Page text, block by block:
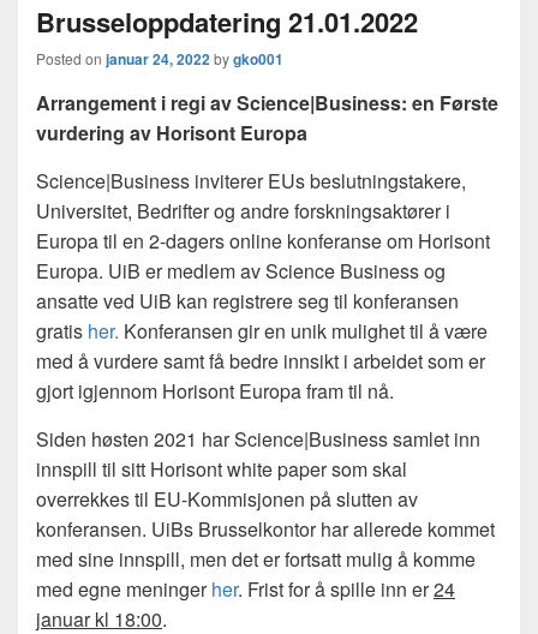
Brusseloppdatering 21.01.2022
Posted on januar 24, 2022bygko001
Arrangement i regi av Science|Business: en Første
vurdering av Horisont Europa
Science|Business inviterer EUs beslutningstakere,
Universitet, Bedrifter og andre forskningsaktører i
Europa til en 2-dagers online konferanse om Horisont
Europa. UiB er medlem av Science Business og
ansatte ved UiB kan registrere seg til konferansen
gratis her. Konferansen gir en unik mulighet til å være
med å vurdere samt få bedre innsikt i arbeidet som er
gjort igjennom Horisont Europa fram til nå.
Siden høsten 2021 har Science|Business samlet inn
innspill til sitt Horisont white paper som skal
overrekkes til EU-Kommisjonen på slutten av
konferansen. UiBs Brusselkontor har allerede kommet
med sine innspill, men det er fortsatt mulig å komme
med egne meningerher. Frist for å spille inn er24
januar kl 18:00.